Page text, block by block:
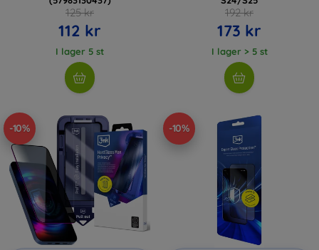
125 kr
112 kr
I lager 5 st
192 kr
173 kr
I lager > 5 st
-10% -10%